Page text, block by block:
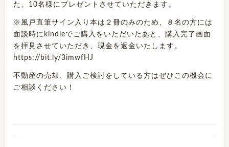
た、10名様にプレゼントさせていただきます。
※風戸直筆サイン入り本は２冊のみのため、８名の方には
面談時にkindleでご購入をいただいたあと、購入完了画面
を拝見させていただき、現金を返金いたします。
https://bit.ly/3imwfHJ
不動産の売却、購入ご検討をしている方はぜひこの機会に
ご相談ください！